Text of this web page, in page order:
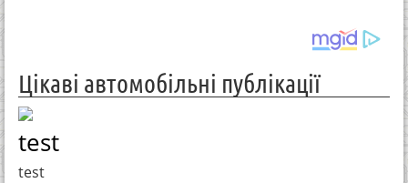
Цікаві автомобільні публікації
test
test